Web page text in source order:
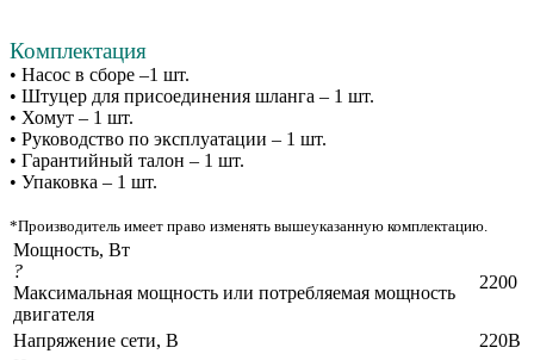
Комплектация
• Насос в сборе –1 шт.
• Штуцер для присоединения шланга – 1 шт.
• Хомут – 1 шт.
• Руководство по эксплуатации – 1 шт.
• Гарантийный талон – 1 шт.
• Упаковка – 1 шт.
*Производитель имеет право изменять вышеуказанную комплектацию.
Мощность, Вт
?
Максимальная мощность или потребляемая мощность
двигателя
2200
Напряжение сети, В
220В